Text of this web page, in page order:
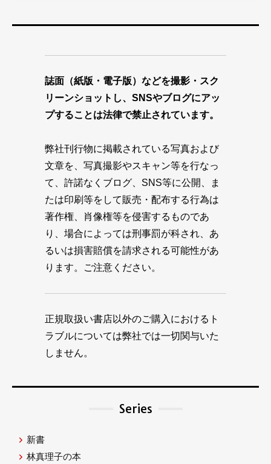
誌面（紙版・電子版）などを撮影・スク
リーンショットし、SNSやブログにアッ
プすることは法律で禁止されています。
弊社刊行物に掲載されている写真および
文章を、写真撮影やスキャン等を行なっ
て、許諾なくブログ、SNS等に公開、ま
たは印刷等をして販売・配布する行為は
著作権、肖像権等を侵害するものであ
り、場合によっては刑事罰が科され、あ
るいは損害賠償を請求される可能性があ
ります。ご注意ください。
正規取扱い書店以外のご購入におけるト
ラブルについては弊社では一切関与いた
しません。
Series
新書
林真理子の本